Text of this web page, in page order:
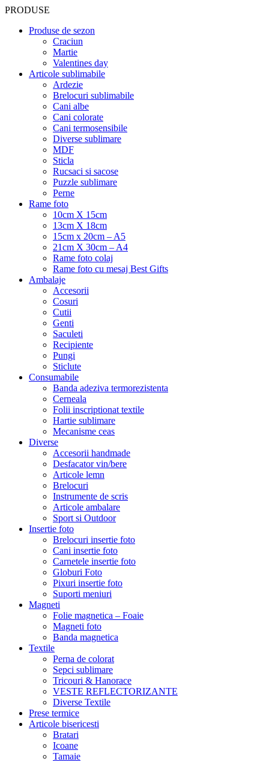
PRODUSE
Produse de sezon
Craciun
Martie
Valentines day
Articole sublimabile
Ardezie
Brelocuri sublimabile
Cani albe
Cani colorate
Cani termosensibile
Diverse sublimare
MDF
Sticla
Rucsaci si sacose
Puzzle sublimare
Perne
Rame foto
10cm X 15cm
13cm X 18cm
15cm x 20cm – A5
21cm X 30cm – A4
Rame foto colaj
Rame foto cu mesaj Best Gifts
Ambalaje
Accesorii
Cosuri
Cutii
Genti
Saculeti
Recipiente
Pungi
Sticlute
Consumabile
Banda adeziva termorezistenta
Cerneala
Folii inscriptionat textile
Hartie sublimare
Mecanisme ceas
Diverse
Accesorii handmade
Desfacator vin/bere
Articole lemn
Brelocuri
Instrumente de scris
Articole ambalare
Sport si Outdoor
Insertie foto
Brelocuri insertie foto
Cani insertie foto
Carnetele insertie foto
Globuri Foto
Pixuri insertie foto
Suporti meniuri
Magneti
Folie magnetica – Foaie
Magneti foto
Banda magnetica
Textile
Perna de colorat
Sepci sublimare
Tricouri & Hanorace
VESTE REFLECTORIZANTE
Diverse Textile
Prese termice
Articole bisericesti
Bratari
Icoane
Tamaie